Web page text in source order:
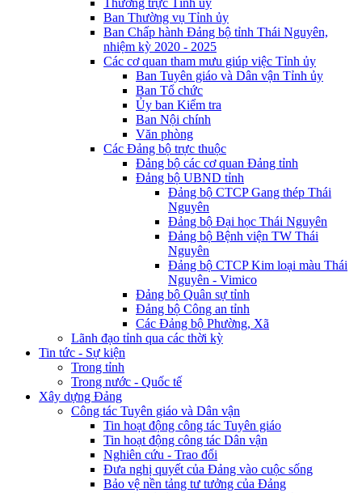
Ban Thường vụ Tỉnh ủy
Ban Chấp hành Đảng bộ tỉnh Thái Nguyên,
nhiệm kỳ 2020 - 2025
Các cơ quan tham mưu giúp việc Tỉnh ủy
Ban Tuyên giáo và Dân vận Tỉnh ủy
Ban Tổ chức
Ủy ban Kiểm tra
Ban Nội chính
Văn phòng
Các Đảng bộ trực thuộc
Đảng bộ các cơ quan Đảng tỉnh
Đảng bộ UBND tỉnh
Đảng bộ CTCP Gang thép Thái
Nguyên
Đảng bộ Đại học Thái Nguyên
Đảng bộ Bệnh viện TW Thái
Nguyên
Đảng bộ CTCP Kim loại màu Thái
Nguyên - Vimico
Đảng bộ Quân sự tỉnh
Đảng bộ Công an tỉnh
Các Đảng bộ Phường, Xã
Lãnh đạo tỉnh qua các thời kỳ
Tin tức - Sự kiện
Trong tỉnh
Trong nước - Quốc tế
Xây dựng Đảng
Công tác Tuyên giáo và Dân vận
Tin hoạt động công tác Tuyên giáo
Tin hoạt động công tác Dân vận
Nghiên cứu - Trao đổi
Đưa nghị quyết của Đảng vào cuộc sống
Bảo vệ nền tảng tư tưởng của Đảng